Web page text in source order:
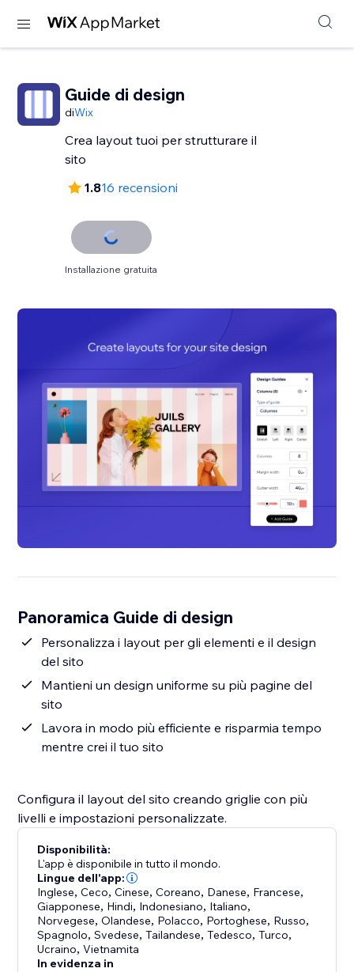
Guide di design
diWix
Crea layout tuoi per strutturare il
sito
1.816 recensioni
Installazione gratuita
Panoramica Guide di design
Personalizza i layout per gli elementi e il design
del sito
Mantieni un design uniforme su più pagine del
sito
Lavora in modo più efficiente e risparmia tempo
mentre crei il tuo sito
Configura il layout del sito creando griglie con più
livelli e impostazioni personalizzate.
Disponibilità:
L'app è disponibile in tutto il mondo.
Lingue dell'app:
Inglese,Ceco,Cinese,Coreano, Danese, Francese,
Giapponese, Hindi, Indonesiano, Italiano,
Norvegese,Olandese, Polacco, Portoghese, Russo,
Spagnolo,Svedese,Tailandese,Tedesco,Turco,
Ucraino,Vietnamita
In evidenza in